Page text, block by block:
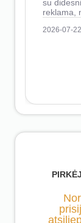
su
reklama,
2026-07-